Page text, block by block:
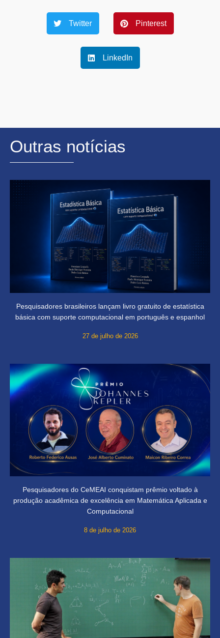
Twitter Pinterest
LinkedIn
Outras notícias
Pesquisadores brasileiros lançam livro gratuito de estatística
básica com suporte computacional em português e espanhol
27 de julho de 2026
Pesquisadores do CeMEAI conquistam prêmio voltado à
produção acadêmica de excelência em Matemática Aplicada e
Computacional
8 de julho de 2026